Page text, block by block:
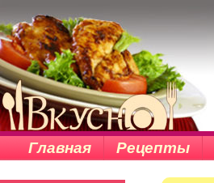
Главная Рецепты